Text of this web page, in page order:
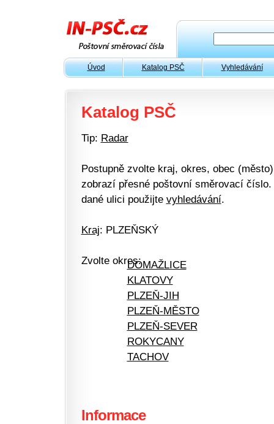
Úvod Katalog PSČ Vyhledávání
Katalog PSČ
Tip: Radar
Postupně zvolte kraj, okres, obec
zobrazí přesné poštovní směrovací
dané ulici použijte vyhledávání.
Kraj: PLZEŇSKÝ
Zvolte okres:DOMAŽLICE
KLATOVY
PLZEŇ-JIH
PLZEŇ-MĚSTO
PLZEŇ-SEVER
ROKYCANY
TACHOV
Informace